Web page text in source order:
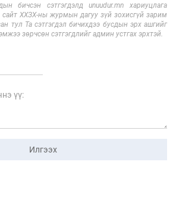
бичсэн сэтгэгдэлд unuudur.mn хариуцлага
ХХЗХ-ны журмын дагуу зүй зохисгүй зарим
тул Та сэтгэгдэл бичихдээ бусдын эрх ашгийг
зөрчсөн сэтгэгдлийг админ устгах эрхтэй.
Илгээх